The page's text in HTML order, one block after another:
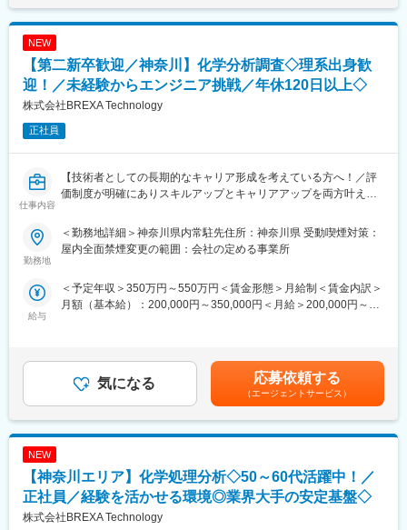
■はたらく環境：
時間は20時間程度になります。年間休日120日以上を確保してお
り、プライベートもしっかりと確保できる環境の準備がありま
す。
各プロジェクトには担当の営業が着任しており、定期的な面談な
どを通じて安心かつ安定した就業をサポート。
社内にはキャリアアドバイザーも常駐しているため、将来のキャ
リアや現職に関する相談も気軽に利用頂けます。
変更の範囲：会社の定める業務
験を提供しております。
プロジェクトはいずれも、新素材の開発や医薬品の探索といった
■手厚い福利厚生：
配属先への勤務に伴う引越費用に関しては、会社が全額負担しま
す。家賃補助の金額に関して、6万円（家賃＋共益費）の物件を上
限として半分を支給いたします。他にも資格取得支援制度、研修
費用割引制度が整っております。
■エンジニアとしてのご活躍例：
・過去ものづくりに携わっていたが直近別業界で勤務されていた
て活躍したいと思いご入社された方
・エンジニアのスキルをもっと磨きたい、市場価値をあげたいと
■保有案件の属性
・化学系（有機、無機、高分子、材料、錯体、触媒、天然物、電
気など）
・分析系（医薬品分析、単離・精製、成分分析、構造解析、バリ
デーション、抽出など）
上記以外にも基礎研究部門や開発部門など豊富な案件がある為活
変更の範囲：会社の定める業務
NEW
【第二新卒歓迎／神奈川】化学分析調査◇理系出身歓
迎！／未経験からエンジニア挑戦／年休120日以上◇
株式会社BREXA Technology
正社員
仕事内容
【技術者としての長期的なキャリア形成を考えている方へ！／評
価制度が明確にありスキルアップとキャリアアップを両方叶え
す！】
にて分析員として、行政や企業から依頼された対象物の調査・測
定・分析・レポート作成などを行っていただきます。
能測定、お客様への分析の技術説明などを手がけます。
・現場でのサンプリング
・報告書の文章作成
・画像データ管理
まずは、依頼された対象物を調査します。
実際に河川や工場、事故現場（火災、自動車事故、塗料汚損な
ど）に足を運び、試料を採取することもあります。
その後、測定機器を用いて分析し、分析結果をもとに調査報告書
勤務地
＜勤務地詳細＞神奈川県内常駐先住所：神奈川県 受動喫煙対策：
屋内全面禁煙変更の範囲：会社の定める事業所
給与
＜予定年収＞350万円～550万円＜賃金形態＞月給制＜賃金内訳＞
月額（基本給）：200,000円～350,000円＜月給＞200,000円～
の金額であり、選考を通じて上下する可能性があります。月給(月
額)は固定手当を含めた表記です。
気になる 応募依頼する
（エージェントサービス）
NEW
【神奈川エリア】化学処理分析◇50～60代活躍中！／
正社員／経験を活かせる環境◎業界大手の安定基盤◇
株式会社BREXA Technology